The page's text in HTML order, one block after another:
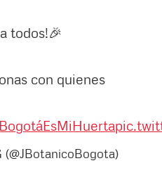
todos!🎉
con quienes
(@JBotanicoBogota)